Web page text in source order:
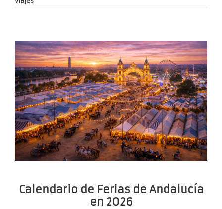
Calendario de Ferias de Andalucía
en 2026